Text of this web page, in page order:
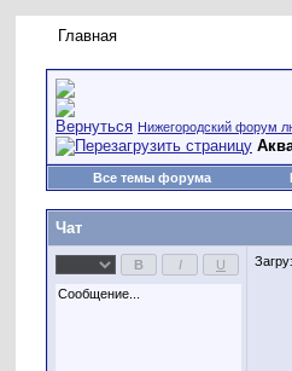
Главная
Нижегородский форум
Все темы форума
Чат